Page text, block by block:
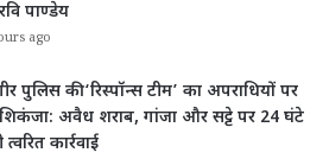
पाण्डेय
ago
पुलिस की ‘रिस्पॉन्स टीम’ का अपराधियों पर
अवैध शराब, गांजा और सट्टे पर 24 घंटे
त्वरित कार्रवाई